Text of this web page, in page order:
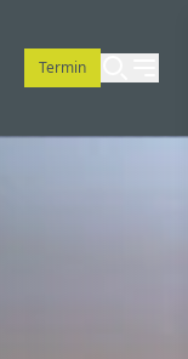
Termin